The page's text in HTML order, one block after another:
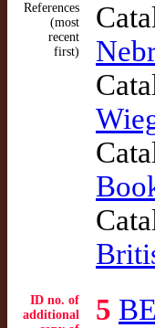
References
(most
recent
first)
ID no. of
additional
5